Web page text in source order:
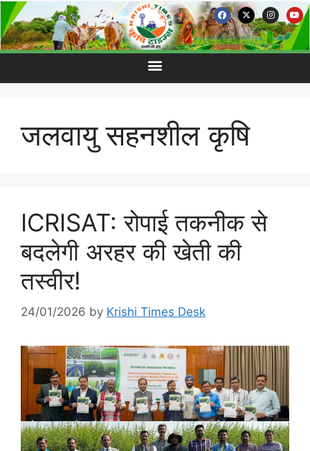
जलवायु सहनशील कृषि
ICRISAT: रोपाई तकनीक से
बदलेगी अरहर की खेती की
तस्वीर!
24/01/2026 by Krishi Times Desk